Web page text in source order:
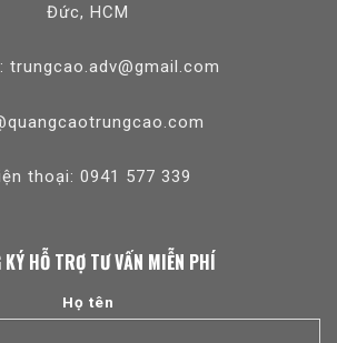
Đức, HCM
trungcao.adv@gmail.com
thoại: 0941 577 339
KÝ HỖ TRỢ TƯ VẤN MIỄN PHÍ
Họ tên